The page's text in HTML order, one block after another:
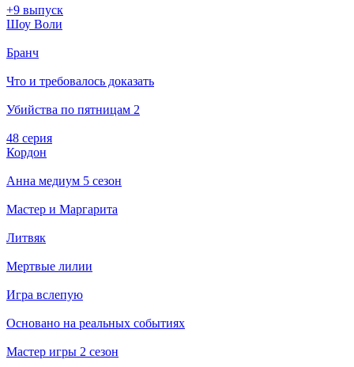
+9 выпуск
Шоу Воли
Бранч
Что и требовалось доказать
Убийства по пятницам 2
48 серия
Кордон
Анна медиум 5 сезон
Мастер и Маргарита
Литвяк
Мертвые лилии
Игра вслепую
Основано на реальных событиях
Мастер игры 2 сезон